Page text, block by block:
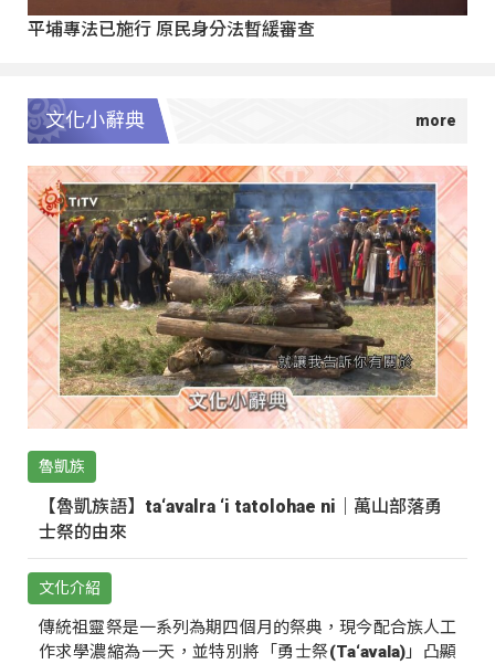
平埔專法已施行 原民身分法暫緩審查
文化小辭典
魯凱族
【魯凱族語】ta‘avalra ‘i tatolohae ni｜萬山部落勇
士祭的由來
文化介紹
傳統祖靈祭是一系列為期四個月的祭典，現今配合族人工
作求學濃縮為一天，並特別將「勇士祭(Ta‘avala)」凸顯